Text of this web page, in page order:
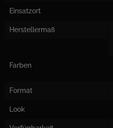
Einsatzort
Herstellermaß
Farben
Format
Look